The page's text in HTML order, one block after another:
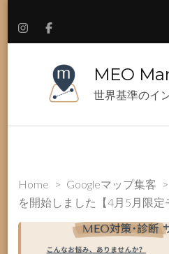
MEO
世界基準のイ
Home > Googleマップ集客 >
を開始しました【4月5月限定